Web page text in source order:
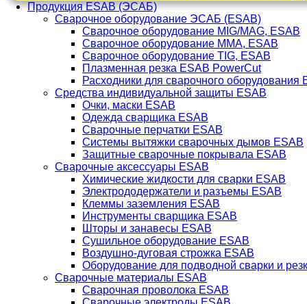
Продукция ESAB (ЭСАБ)
Сварочное оборудование ЭСАБ (ESAB)
Сварочное оборудование MIG/MAG, ESAB
Сварочное оборудование ММА, ESAB
Сварочное оборудование TIG, ESAB
Плазменная резка ESAB PowerCut
Расходники для сварочного оборудования
Средства индивидуальной защиты ESAB
Очки, маски ESAB
Одежда сварщика ESAB
Сварочные перчатки ESAB
Системы вытяжки сварочных дымов ESAB
Защитные сварочные покрывала ESAB
Сварочные аксессуары ESAB
Химические жидкости для сварки ESAB
Электрододержатели и разъемы ESAB
Клеммы заземления ESAB
Инструменты сварщика ESAB
Шторы и занавесы ESAB
Сушильное оборудование ESAB
Воздушно-дуговая строжка ESAB
Оборудование для подводной сварки и
Сварочные материалы ESAB
Сварочная проволока ESAB